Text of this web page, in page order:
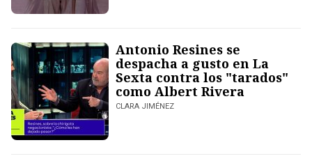
Antonio Resines se
despacha a gusto en La
Sexta contra los "tarados"
como Albert Rivera
CLARA JIMÉNEZ